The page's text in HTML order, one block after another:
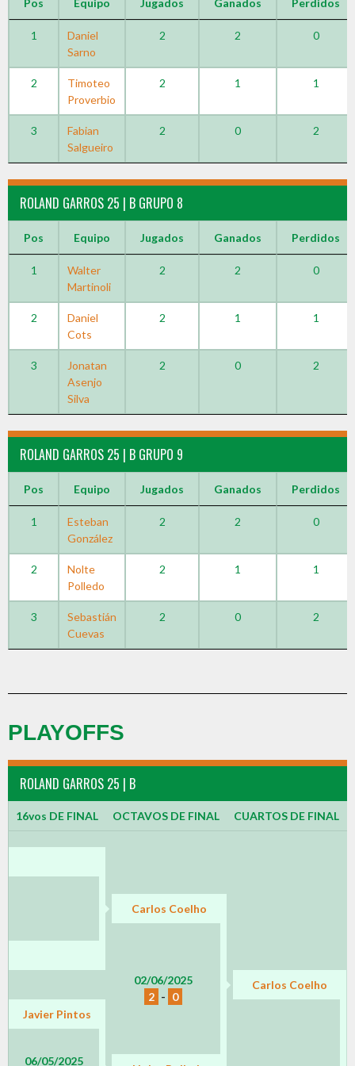
Pos Equipo Jugados Ganados Perdidos
1
Daniel
Sarno
2 2 0
2
Timoteo
Proverbio
2 1 1
3
Fabian
Salgueiro
2 0 2
ROLAND GARROS 25 | B GRUPO 8
Pos Equipo Jugados Ganados Perdidos
1
Walter
Martinoli
2 2 0
2
Daniel
Cots
2 1 1
3
Jonatan
Asenjo
Silva
2 0 2
ROLAND GARROS 25 | B GRUPO 9
Pos Equipo Jugados Ganados Perdidos
1
Esteban
González
2 2 0
2
Nolte
Polledo
2 1 1
3
Sebastián
Cuevas
2 0 2
PLAYOFFS
ROLAND GARROS 25 | B
16vos DE FINAL OCTAVOS DE FINAL CUARTOS DE FINAL
Carlos Coelho
02/06/2025
2 - 0
Carlos Coelho
Javier Pintos
06/05/2025